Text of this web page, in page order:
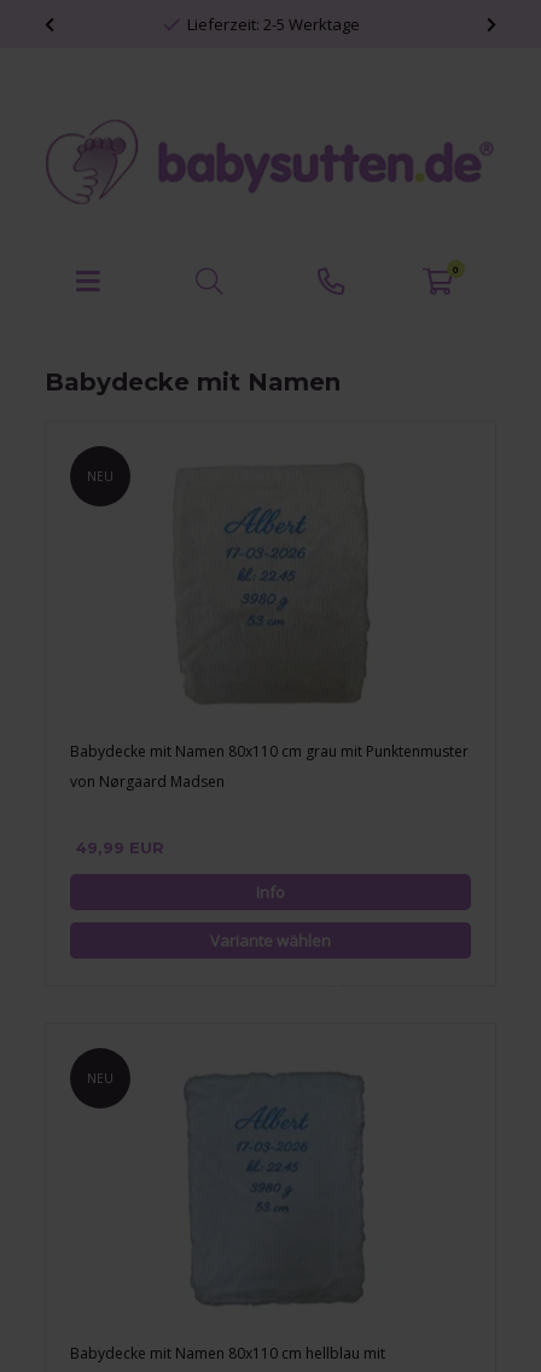
Lieferzeit: 2-5 Werktage Persönliche
0
Babydecke mit Namen
NEU
Babydecke mit Namen 80x110 cm grau mit Punktenmuster
von Nørgaard Madsen
49,99 EUR
NEU
Babydecke mit Namen 80x110 cm hellblau mit